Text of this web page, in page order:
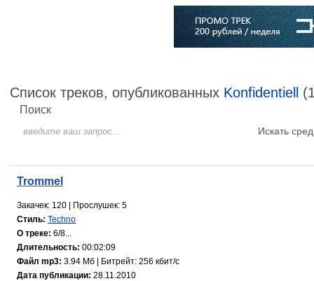
Список треков, опубликованных Konfidentiell
Поиск
Искать
Trommel
Закачек: 120 | Прослушек: 5
Стиль: Techno
О треке: 6/8...
Длительность: 00:02:09
Файл mp3: 3.94 Мб | Битрейт: 256 кбит/с
Дата публикации: 28.11.2010